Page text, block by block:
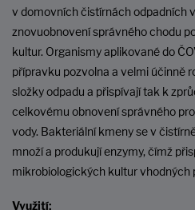
v domovních čistírnách odpadních
znovuobnovení správného chodu
kultur. Organismy aplikované do
přípravku pozvolna a velmi účinně
složky odpadu a přispívají tak k
celkovému obnovení správného
vody. Bakteriální kmeny se v
množí a produkují enzymy, čímž
mikrobiologických kultur vhodných
Využití: